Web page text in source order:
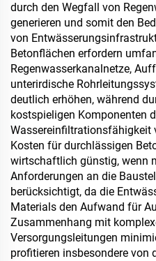
durch den Wegfall von
generieren und somit den
von
Betonflächen erfordern
Regenwasserkanalnetze,
unterirdische
deutlich erhöhen, während
kostspieligen Komponenten
Wassereinfiltrationsfähigkeit
Kosten für durchlässigen
wirtschaftlich günstig, wenn
Anforderungen an die
berücksichtigt, da die
Materials den Aufwand für
Zusammenhang mit
Versorgungsleitungen
profitieren insbesondere von